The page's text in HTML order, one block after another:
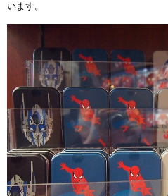
います。